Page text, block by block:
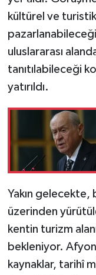
kültürel ve
uluslararası
tanıtılabileceği
yatırıldı.
Yakın gelecekte,
üzerinden
kentin turizm
bekleniyor.
kaynaklar, tarihî